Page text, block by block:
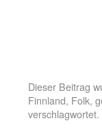
Dieser Beitrag
Finnland, Folk,